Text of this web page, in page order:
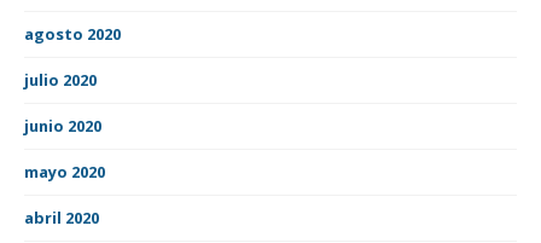
agosto 2020
julio 2020
junio 2020
mayo 2020
abril 2020